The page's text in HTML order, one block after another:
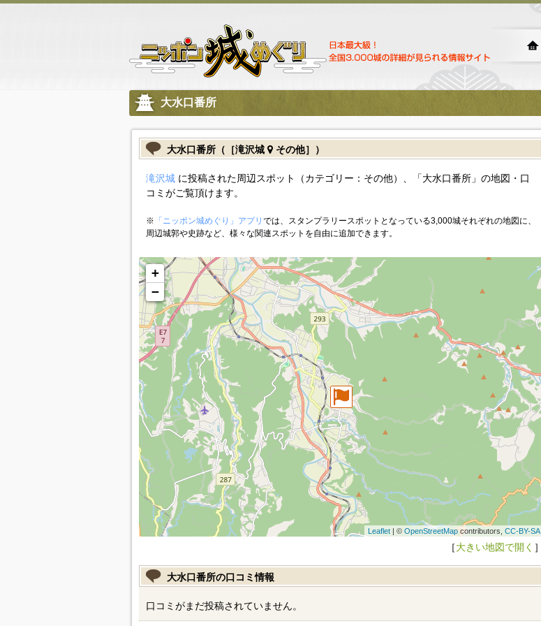
大水口番所
大水口番所（［滝沢城 その他］）
滝沢城に投稿された周辺スポット（カテゴリー：その他）、「大水口番所」の地図・口
コミがご覧頂けます。
※ 「ニッポン城めぐり」アプリ では、スタンプラリースポットとなっている3,000城それぞれの地図に、
周辺城郭や史跡など、様々な関連スポットを自由に追加できます。
+
−
Leaflet| © OpenStreetMapcontributors, CC-BY-SA
［大きい地図で開く ］
大水口番所の口コミ情報
口コミがまだ投稿されていません。